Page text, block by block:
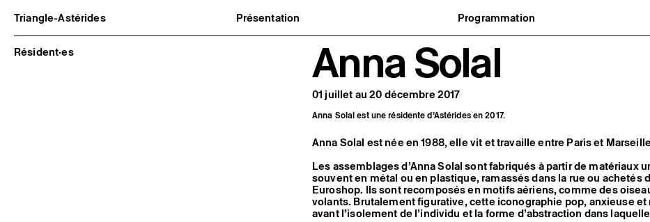
Triangle-Astérides Présentation Programmation
Centre d’art contemporain
d’intérêt national
et résidence internationale d'artistes
À propos
Équipe et gouvernance
Partenaires et réseaux
Formation professionnelle
Adhérer / nous soutenir
Rapports d'activité
Informations pratiques
Agenda : en cours et à venir
Expositions
Événements
Programmation éditoriale
Médiation
Résident·es Anna Solal
01 juillet au 20 décembre 2017
Anna Solal est une résidente d’Astérides en 2017.
Anna Solal est née en 1988, elle vit et travaille entre Paris et
Les assemblages d’Anna Solal sont fabriqués à partir de matériaux
souvent en métal ou en plastique, ramassés dans la rue ou achetés
Euroshop. Ils sont recomposés en motifs aériens, comme des
volants. Brutalement figurative, cette iconographie pop, anxieuse
avant l’isolement de l’individu et la forme d’abstraction dans